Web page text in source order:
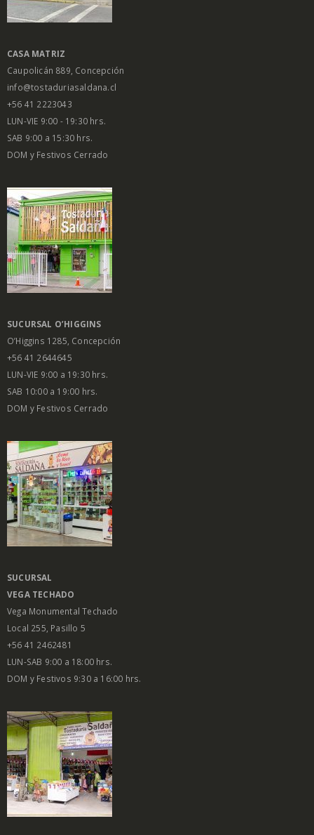
CASA MATRIZ
Caupolicán 889, Concepción
info@tostaduriasaldana.cl
+56 41 2223043
LUN-VIE 9:00 - 19:30 hrs.
SAB 9:00 a 15:30 hrs.
DOM y Festivos Cerrado
SUCURSAL O’HIGGINS
O’Higgins 1285, Concepción
+56 41 2644645
LUN-VIE 9:00 a 19:30 hrs.
SAB 10:00 a 19:00 hrs.
DOM y Festivos Cerrado
SUCURSAL
VEGA TECHADO
Vega Monumental Techado
Local 255, Pasillo 5
+56 41 2462481
LUN-SAB 9:00 a 18:00 hrs.
DOM y Festivos 9:30 a 16:00 hrs.